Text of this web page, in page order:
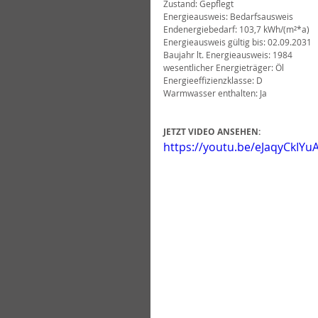
Zustand: Gepflegt
Energieausweis: Bedarfsausweis
Endenergiebedarf: 103,7 kWh/(m²*a)
Energieausweis gültig bis: 02.09.2031
Baujahr lt. Energieausweis: 1984
wesentlicher Energieträger: Öl
Energieeffizienzklasse: D
Warmwasser enthalten: Ja
JETZT VIDEO ANSEHEN:
https://youtu.be/